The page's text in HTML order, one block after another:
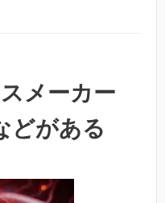
メーカー
どがある